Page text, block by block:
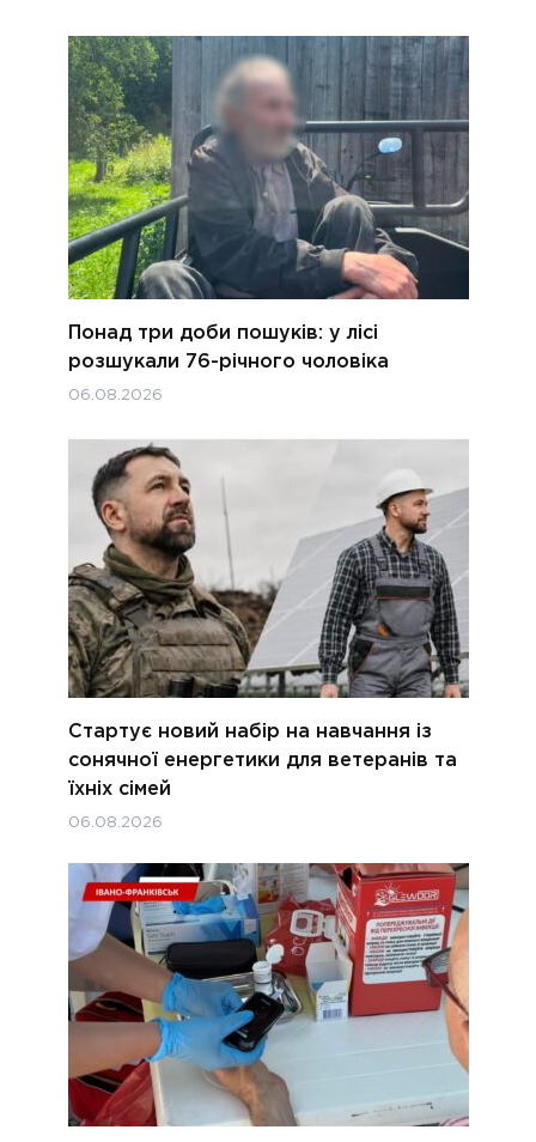
Понад три доби пошуків: у лісі
розшукали 76-річного чоловіка
06.08.2026
Стартує новий набір на навчання із
сонячної енергетики для ветеранів та
їхніх сімей
06.08.2026